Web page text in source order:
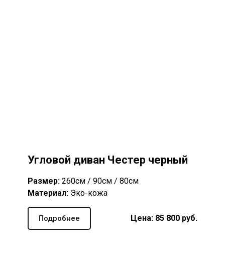
Угловой диван Честер черный
Размер: 260см / 90см / 80см
Материал: Эко-кожа
Подробнее Цена: 85 800 руб.